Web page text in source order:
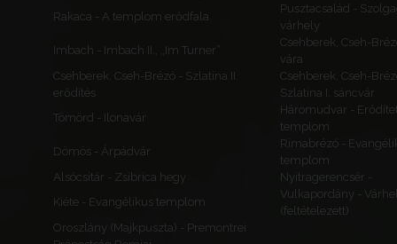
Rakaca - A templom erődfala
Pusztacsalád -
várhely
Imbach - Imbach II., „Im Turner”
Csehberek, Cseh-
vára
Csehberek, Cseh-Brézó - Szlatina II.
erődítés
Csehberek, Cseh-
Szlatina I. sáncvár
Tömörd - Ilonavár
Háromudvar -
templom
Dömös - Árpádvár
Rimabrézó -
templom
Alsócsitár - Zsibrica hegy
Nyitragerencsér -
Kiéte - Evangélikus templom
Vulkapordány -
(feltételezett)
Oroszlány (Majkpuszta) - Premontrei